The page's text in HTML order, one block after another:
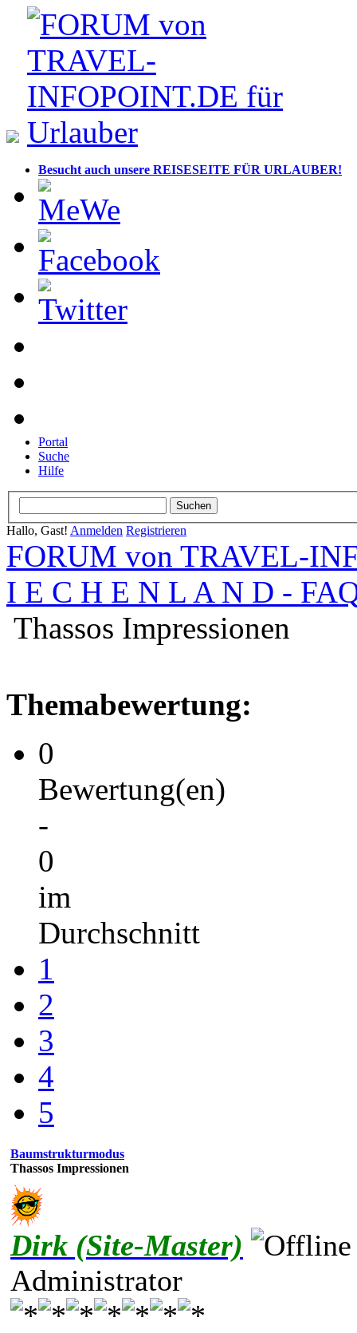
Besucht auch unsere REISESEITE FÜR URLAUBER!
Portal
Suche
Hilfe
Hallo, Gast! Anmelden Registrieren
FORUM von TRAVEL-
I E C H E N L A N D -
Thassos Impressionen
Themabewertung:
0
Bewertung(en)
-
0
im
Durchschnitt
1
2
3
4
5
Baumstrukturmodus
Thassos Impressionen
Dirk (Site-Master)
Administrator